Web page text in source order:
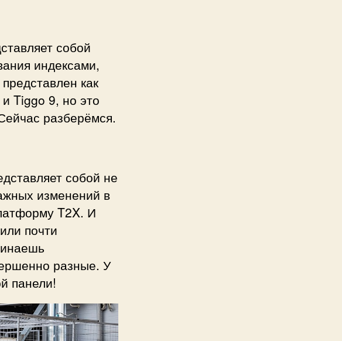
собой
индексами,
как
Tiggo 9, но это
разберёмся.
собой не
изменений в
T2X. И
почти
разные. У
панели!